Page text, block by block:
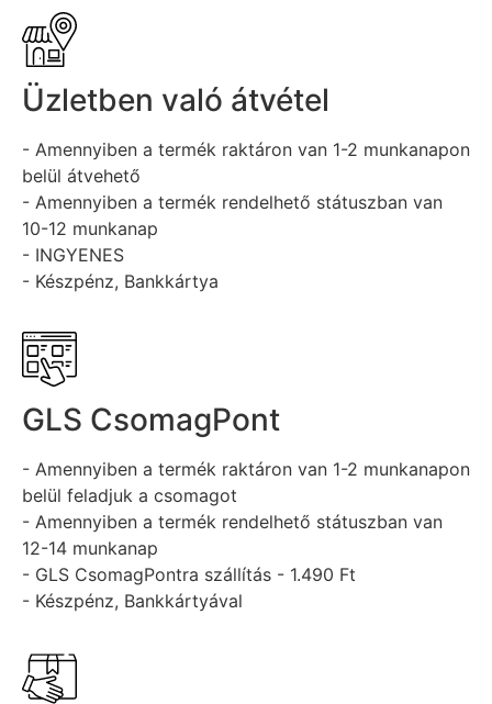
Üzletben való átvétel
- Amennyiben a termék raktáron van 1-2 munkanapon
belül átvehető
- Amennyiben a termék rendelhető státuszban van
10-12 munkanap
- INGYENES
- Készpénz, Bankkártya
GLS CsomagPont
- Amennyiben a termék raktáron van 1-2 munkanapon
belül feladjuk a csomagot
- Amennyiben a termék rendelhető státuszban van
12-14 munkanap
- GLS CsomagPontra szállítás - 1.490 Ft
- Készpénz, Bankkártyával